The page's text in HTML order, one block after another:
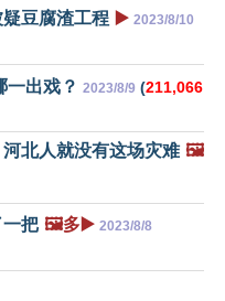
豆腐渣工程 ▶️ 2023/8/10
一出戏？ 2023/8/9 (211,066
北人就没有这场灾难 🖼️
把 🖼️多▶️ 2023/8/8